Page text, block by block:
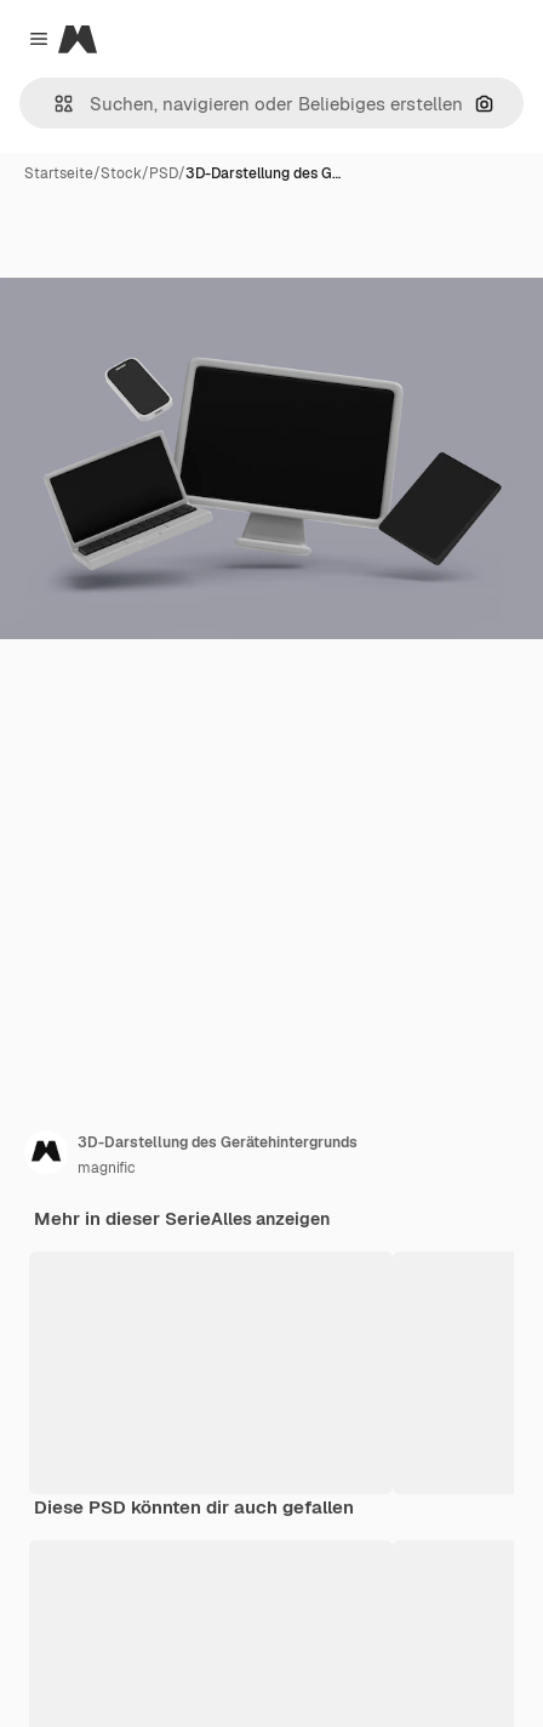
Close menu
Magnific
Nach
Startseite/Stock/PSD/3D-Darstellung des G…
3D-Darstellung des Gerätehintergrunds
magnific
Mehr in dieser SerieAlles anzeigen
Diese PSD könnten dir auch gefallen